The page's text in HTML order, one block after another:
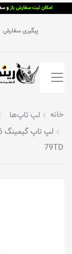
پیگیری سفارش
خانه لپ تاپ‌ها
79TD